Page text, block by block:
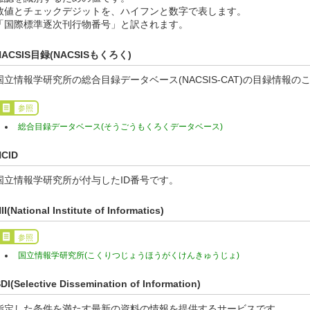
値とチェックデジットを、ハイフンと数字で表します。
国際標準逐次刊行物番号」と訳されます。
目録(NACSISもくろく)
立情報学研究所の総合目録データベース(NACSIS-CAT)の目録情報のこ
参照
総合目録データベース(そうごうもくろくデータベース)
立情報学研究所が付与したID番号です。
Institute of Informatics)
参照
国立情報学研究所(こくりつじょうほうがくけんきゅうじょ)
Dissemination of Information)